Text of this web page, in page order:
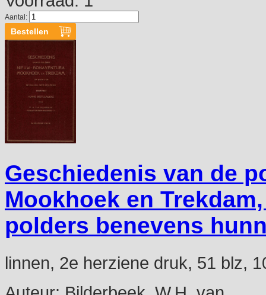
Aantal:
Geschiedenis van de
Mookhoek en
polders benevens
linnen, 2e herziene druk, 51 blz,